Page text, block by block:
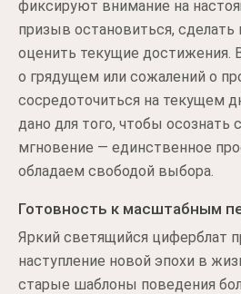
фиксируют внимание на
призыв остановиться, сделать
оценить текущие достижения.
о грядущем или сожалений о
сосредоточиться на текущем
дано для того, чтобы осознать
мгновение — единственное
обладаем свободой выбора.
Готовность к масштабным
Яркий светящийся циферблат
наступление новой эпохи в
старые шаблоны поведения